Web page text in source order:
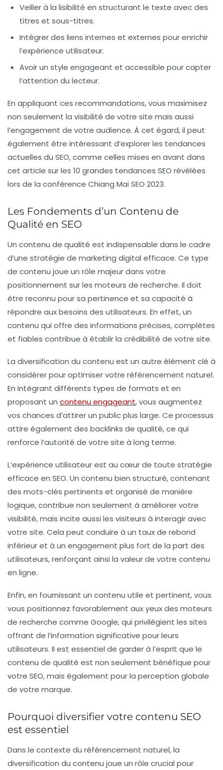
Veiller à la lisibilité en structurant le texte avec des
titres et sous-titres.
Intégrer des liens internes et externes pour enrichir
l’expérience utilisateur.
Avoir un style engageant et accessible pour capter
l’attention du lecteur.
En appliquant ces recommandations, vous maximisez
non seulement la visibilité de votre site mais aussi
l’engagement de votre audience. À cet égard, il peut
également être intéressant d’explorer les tendances
actuelles du SEO, comme celles mises en avant dans
cet article sur les 10 grandes tendances SEO révélées
lors de la conférence Chiang Mai SEO 2023.
Les Fondements d’un Contenu de
Qualité en SEO
Un contenu de qualité est indispensable dans le cadre
d’une stratégie de marketing digital efficace. Ce type
de contenu joue un rôle majeur dans votre
positionnement sur les moteurs de recherche. Il doit
être reconnu pour sa pertinence et sa capacité à
répondre aux besoins des utilisateurs. En effet, un
contenu qui offre des informations précises,complètes
et fiables contribue à établir la crédibilité de votre site.
La diversification du contenu est un autre élément clé à
considérer pour optimiser votre référencement naturel.
En intégrant différents types de formats et en
proposant un contenu engageant, vous augmentez
vos chances d’attirer un public plus large. Ce processus
attire également des backlinks de qualité, ce qui
renforce l’autorité de votre site à long terme.
L’expérience utilisateur est au cœur de toute stratégie
efficace en SEO. Un contenu bien structuré, contenant
des mots-clés pertinents et organisé de manière
logique, contribue non seulement à améliorer votre
visibilité, mais incite aussi les visiteurs à interagir avec
votre site. Cela peut conduire à un taux de rebond
inférieur et à un engagement plus fort de la part des
utilisateurs, renforçant ainsi la valeurde votre contenu
en ligne.
Enfin, en fournissant un contenu utile et pertinent, vous
vous positionnez favorablement aux yeux des moteurs
de recherche comme Google, qui privilégient les sites
offrant de l’information significative pour leurs
utilisateurs. Il est essentiel de garder à l’esprit que le
contenu de qualité est non seulement bénéfique pour
votre SEO, mais également pour la perception globale
de votre marque.
Pourquoi diversifier votre contenu SEO
est essentiel
Dans le contexte du référencement naturel, la
diversification du contenu joue un rôle crucial pour